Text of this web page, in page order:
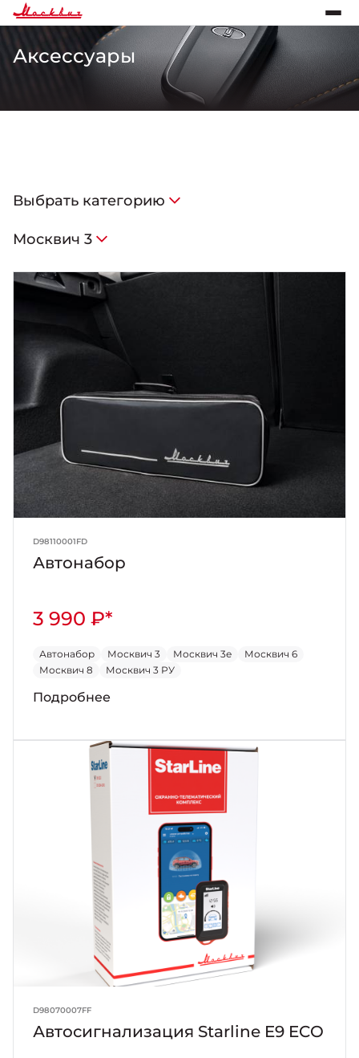
Аксессуары
Выбрать категорию
Москвич 3
D98110001FD
Автонабор
3 990 ₽*
Автонабор Москвич 3 Москвич 3е
Москвич 6
Москвич 8
Москвич 3 РУ
Подробнее
D98070007FF
Автосигнализация Starline E9 ECO